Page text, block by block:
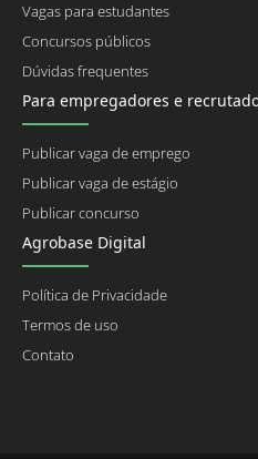
Vagas para estudantes
Concursos públicos
Dúvidas frequentes
Para empregadores e
Publicar vaga de emprego
Publicar vaga de estágio
Publicar concurso
Agrobase Digital
Política de Privacidade
Termos de uso
Contato